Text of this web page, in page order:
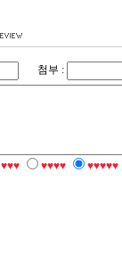
첨부 :
♥♥♥ ♥♥♥♥ ♥♥♥♥♥